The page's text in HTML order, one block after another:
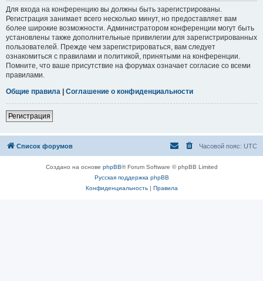
Для входа на конференцию вы должны быть зарегистрированы.
Регистрация занимает всего несколько минут, но предоставляет вам
более широкие возможности. Администратором конференции могут быть
установлены также дополнительные привилегии для зарегистрированных
пользователей. Прежде чем зарегистрироваться, вам следует
ознакомиться с правилами и политикой, принятыми на конференции.
Помните, что ваше присутствие на форумах означает согласие со всеми
правилами.
Общие правила | Соглашение о конфиденциальности
Регистрация
Список форумов Часовой пояс: UTC
Создано на основе phpBB® Forum Software © phpBB Limited
Русская поддержка phpBB
Конфиденциальность| Правила